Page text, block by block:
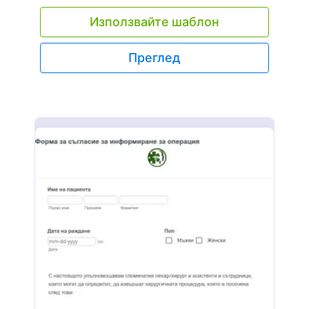
време и да поддържате сигурна база данни с
форми за съгласие за ваксина, с шаблона на
форма за съгласие за ваксина на JotForm. Тя ви
позволява да съберете данните за контакт на
вашите пациенти, кратка здравна история и
на своите пациенти. Независимо дали работите
частна практика, персонализирането на нашия
шаблон на форма за съгласие за ваксина, за да
безболезнено. Добавете вашето лого,
тематичния магазин на JotForm. Завършете
формата с електронен подпис, за да направите
пациент. И ако още не сте го направили,
надградете до Сребърен или Златен план, за
да запазите здравната информация на
Използвайте шаблон
Преглед